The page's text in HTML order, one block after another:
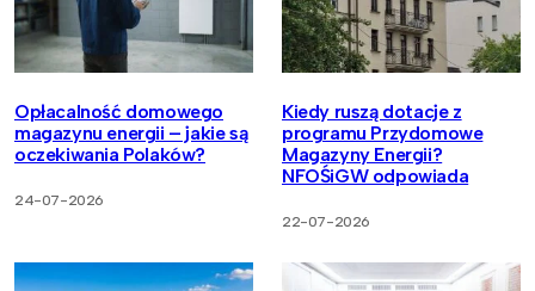
Opłacalność domowego
magazynu energii – jakie są
oczekiwania Polaków?
24-07-2026
Kiedy ruszą dotacje z
programu Przydomowe
Magazyny Energii?
NFOŚiGW odpowiada
22-07-2026